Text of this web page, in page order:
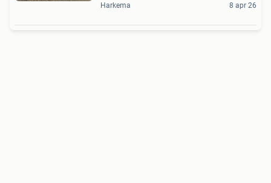
Harkema 8 apr 26